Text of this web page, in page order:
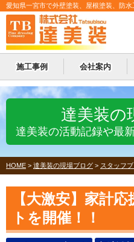
愛知県一宮市で外壁塗装、屋根塗装、防
施工事例 会社案内
達美装の
達美装の活動記録や最
HOME > 達美装の現場ブログ > スタッフ
【大激安】家計
トを開催！！